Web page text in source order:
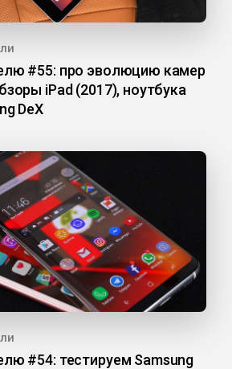
#55: про эволюцию камер
iPad (2017), ноутбука
DeX
#54: тестируем Samsung